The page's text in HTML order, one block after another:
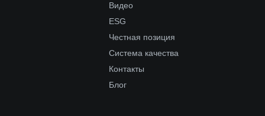
Видео
ESG
Честная позиция
Система качества
Контакты
Блог